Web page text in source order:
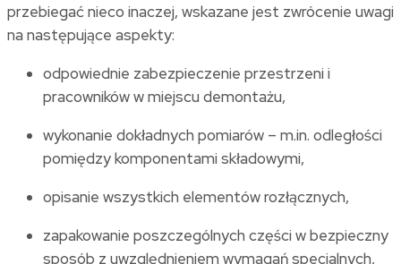
przebiegać nieco inaczej, wskazane jest zwrócenie uwagi
na następujące aspekty:
odpowiednie zabezpieczenie przestrzeni i
pracowników w miejscu demontażu,
wykonanie dokładnych pomiarów – m.in. odległości
pomiędzy komponentami składowymi,
opisanie wszystkich elementów rozłącznych,
zapakowanie poszczególnych części w bezpieczny
sposób z uwzględnieniem wymagań specjalnych,